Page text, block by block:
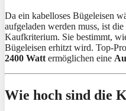
Da ein kabelloses Bügeleisen
aufgeladen werden muss, ist
Kaufkriterium. Sie bestimmt,
Bügeleisen erhitzt wird. Top-
2400 Watt ermöglichen eine
Wie hoch sind die